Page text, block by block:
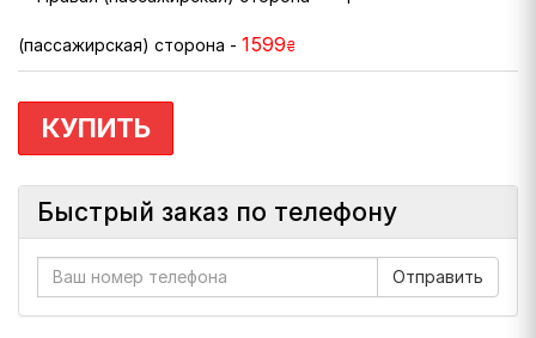
(пассажирская) сторона - 1599₴
КУПИТЬ
Быстрый заказ по телефону